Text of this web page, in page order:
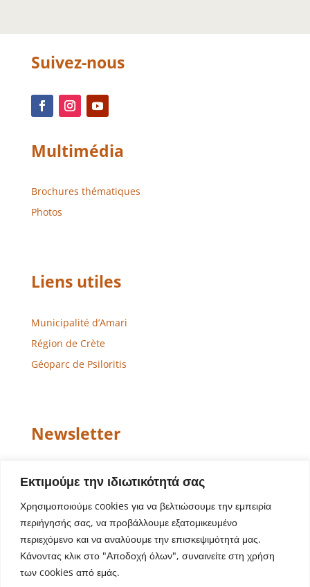
Εκτιμούμε την ιδιωτικότητά σας
Χρησιμοποιούμε cookies για να βελτιώσουμε την εμπειρία
περιήγησής σας, να προβάλλουμε εξατομικευμένο
περιεχόμενο και να αναλύουμε την επισκεψιμότητά μας.
Κάνοντας κλικ στο "Αποδοχή όλων", συναινείτε στη χρήση
των cookies από εμάς.
Suivez-nous
Multimédia
Brochures thématiques
Photos
Liens utiles
Municipalité d’Amari
Région de Crète
Géoparc de Psiloritis
Newsletter